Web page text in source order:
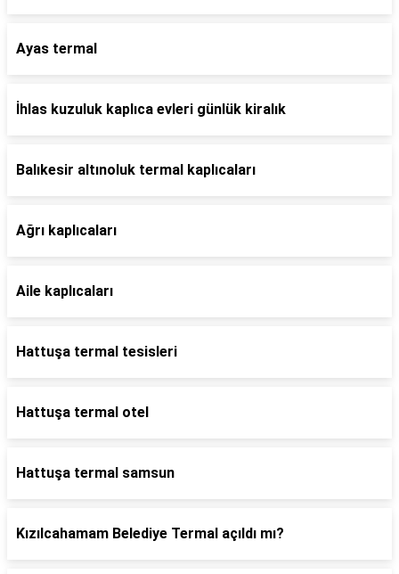
Ayas termal
İhlas kuzuluk kaplıca evleri günlük kiralık
Balıkesir altınoluk termal kaplıcaları
Ağrı kaplıcaları
Aile kaplıcaları
Hattuşa termal tesisleri
Hattuşa termal otel
Hattuşa termal samsun
Kızılcahamam Belediye Termal açıldı mı?